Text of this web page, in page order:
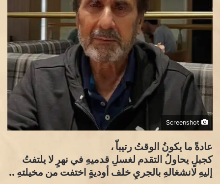
عادةّ ما يكونُ الوقتُ رتيباّ ،
كجبلٍ يحاولُ التقدم لغسلِ قدميهِ في نهرٍ لا يلتفتُ
إليهِ لانشغالهِ بالجريِ خلف أوديةٍ اختفت من مخيلتهِ ..